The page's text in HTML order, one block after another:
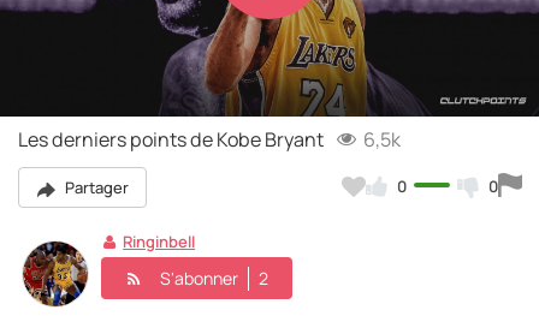
Video
Les derniers points de Kobe Bryant 6,5k
Partager 0 0
Ringinbell
S'abonner 2